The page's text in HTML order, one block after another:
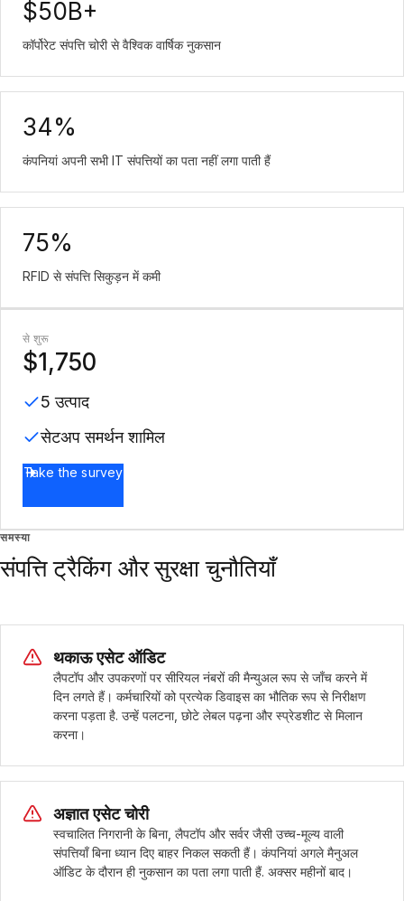
$50B+
कॉर्पोरेट संपत्ति चोरी से वैश्विक वार्षिक नुकसान
34%
कंपनियां अपनी सभी IT संपत्तियों का पता नहीं लगा पाती हैं
75%
RFID से संपत्ति सिकुड़न में कमी
से शुरू
$1,750
5 उत्पाद
सेटअप समर्थन शामिल
Take the survey
समस्या
संपत्ति ट्रैकिंग और सुरक्षा चुनौतियाँ
थकाऊ एसेट ऑडिट
लैपटॉप और उपकरणों पर सीरियल नंबरों की मैन्युअल रूप से जाँच करने में
दिन लगते हैं। कर्मचारियों को प्रत्येक डिवाइस का भौतिक रूप से निरीक्षण
करना पड़ता है. उन्हें पलटना, छोटे लेबल पढ़ना और स्प्रेडशीट से मिलान
करना।
अज्ञात एसेट चोरी
स्वचालित निगरानी के बिना, लैपटॉप और सर्वर जैसी उच्च-मूल्य वाली
संपत्तियाँ बिना ध्यान दिए बाहर निकल सकती हैं। कंपनियां अगले मैनुअल
ऑडिट के दौरान ही नुकसान का पता लगा पाती हैं. अक्सर महीनों बाद।